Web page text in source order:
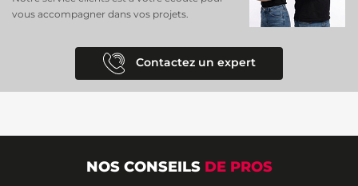
vous accompagner dans vos projets.
Contactez un expert
NOS CONSEILS DE PROS